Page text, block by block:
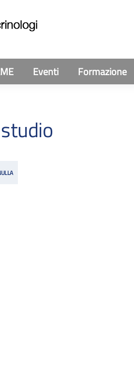
Eventi Formazione